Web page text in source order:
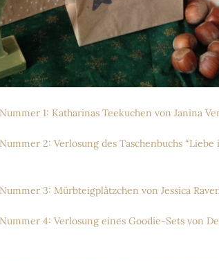
1: Katharinas Teekuchen von Janina
2: Verlosung des Taschenbuchs “Liebe
3: Mürbteigplätzchen von Jessica
4: Verlosung eines Goodie-Sets von